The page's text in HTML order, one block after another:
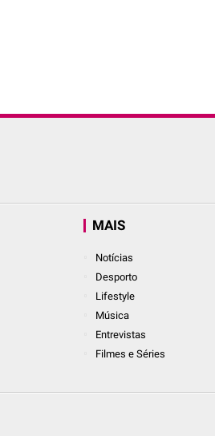
MAIS
Notícias
Desporto
Lifestyle
Música
Entrevistas
Filmes e Séries